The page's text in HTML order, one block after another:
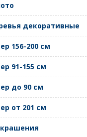
декоративные
156-200 см
91-155 см
до 90 см
от 201 см